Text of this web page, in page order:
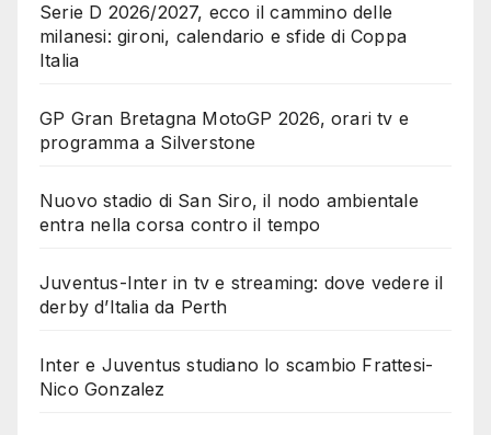
Serie D 2026/2027, ecco il cammino delle
milanesi: gironi, calendario e sfide di Coppa
Italia
GP Gran Bretagna MotoGP 2026, orari tv e
programma a Silverstone
Nuovo stadio di San Siro, il nodo ambientale
entra nella corsa contro il tempo
Juventus-Inter in tv e streaming: dove vedere il
derby d’Italia da Perth
Inter e Juventus studiano lo scambio Frattesi-
Nico Gonzalez